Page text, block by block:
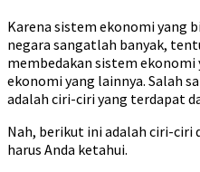
Karena sistem ekonomi yang
negara sangatlah banyak,
membedakan sistem ekonomi
ekonomi yang lainnya. Salah
adalah ciri-ciri yang terdapat
Nah, berikut ini adalah ciri-ciri
harus Anda ketahui.